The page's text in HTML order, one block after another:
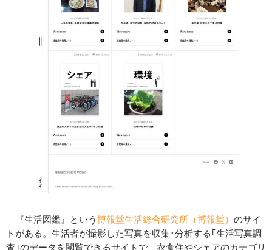
『生活図鑑』という 博報堂生活総合研究所（博報堂） のサイ
トがある。生活者が撮影した写真を収集･分析する｢生活写真調
査｣のデータを閲覧できるサイトで、衣食住やシェアのカテゴリ